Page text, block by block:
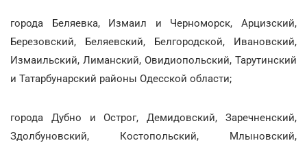
города Беляевка, Измаил и Черноморск, Арцизский,
Березовский, Беляевский, Белгородской, Ивановский,
Измаильский, Лиманский, Овидиопольский, Тарутинский
и Татарбунарский районы Одесской области;
города Дубно и Острог, Демидовский, Заречненский,
Здолбуновский, Костопольский, Млыновский,